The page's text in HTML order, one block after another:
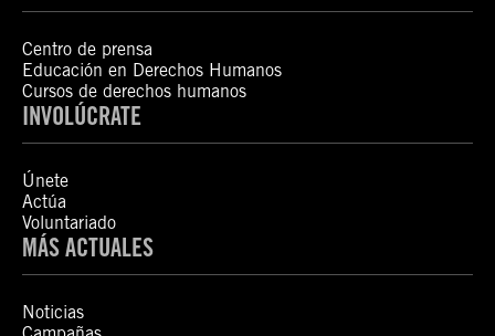
Centro de prensa
Educación en Derechos Humanos
Cursos de derechos humanos
INVOLÚCRATE
Únete
Actúa
Voluntariado
MÁS ACTUALES
Noticias